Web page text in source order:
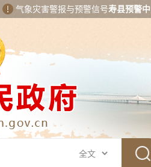
气象灾害警报与预警信号寿县预警中